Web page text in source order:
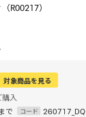
R00217）
対象商品を見る
で コード 260717_DQ